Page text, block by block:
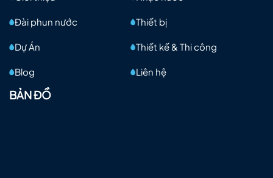
Đài phun nước Thiết bị
Dự Án Thiết kế & Thi công
Blog Liên hệ
BẢN ĐỒ